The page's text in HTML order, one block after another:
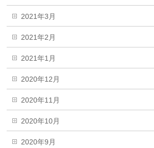
2021年3月
2021年2月
2021年1月
2020年12月
2020年11月
2020年10月
2020年9月